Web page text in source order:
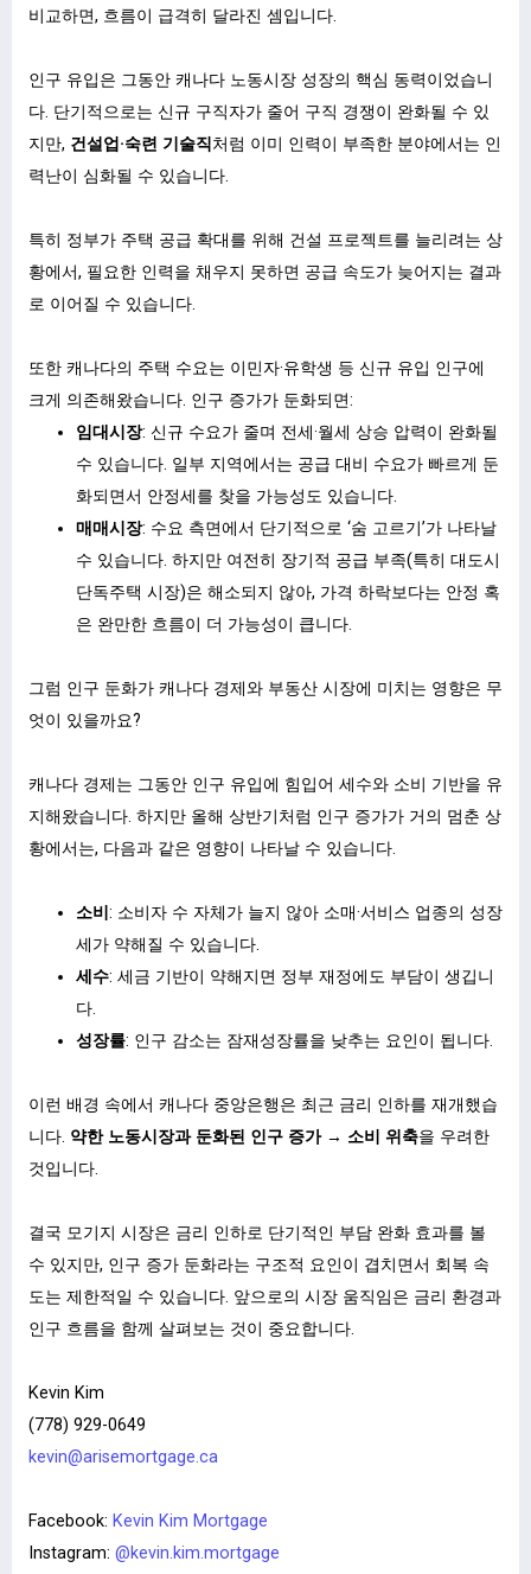
비교하면, 흐름이 급격히 달라진 셈입니다.
인구 유입은 그동안 캐나다 노동시장 성장의 핵심 동력이었습니
다. 단기적으로는 신규 구직자가 줄어 구직 경쟁이 완화될 수 있
지만, 건설업·숙련 기술직처럼 이미 인력이 부족한 분야에서는 인
력난이 심화될 수 있습니다.
특히 정부가 주택 공급 확대를 위해 건설 프로젝트를 늘리려는 상
황에서, 필요한 인력을 채우지 못하면 공급 속도가 늦어지는 결과
로 이어질 수 있습니다.
또한 캐나다의 주택 수요는 이민자·유학생 등 신규 유입 인구에
크게 의존해왔습니다. 인구 증가가 둔화되면:
임대시장: 신규 수요가 줄며 전세·월세 상승 압력이 완화될
수 있습니다. 일부 지역에서는 공급 대비 수요가 빠르게 둔
화되면서 안정세를 찾을 가능성도 있습니다.
매매시장: 수요 측면에서 단기적으로 ‘숨 고르기’가 나타날
수 있습니다. 하지만 여전히 장기적 공급 부족(특히 대도시
단독주택 시장)은 해소되지 않아, 가격 하락보다는 안정 혹
은 완만한 흐름이 더 가능성이 큽니다.
그럼 인구 둔화가 캐나다 경제와 부동산 시장에 미치는 영향은 무
엇이 있을까요?
캐나다 경제는 그동안 인구 유입에 힘입어 세수와 소비 기반을 유
지해왔습니다. 하지만 올해 상반기처럼 인구 증가가 거의 멈춘 상
황에서는, 다음과 같은 영향이 나타날 수 있습니다.
소비 : 소비자 수 자체가 늘지 않아 소매·서비스 업종의 성장
세가 약해질 수 있습니다.
세수: 세금 기반이 약해지면 정부 재정에도 부담이 생깁니
다.
성장률: 인구 감소는 잠재성장률을 낮추는 요인이 됩니다.
이런 배경 속에서 캐나다 중앙은행은 최근 금리 인하를 재개했습
니다. 약한 노동시장과 둔화된 인구 증가 → 소비 위축을 우려한
것입니다.
결국 모기지 시장은 금리 인하로 단기적인 부담 완화 효과를 볼
수 있지만, 인구 증가 둔화라는 구조적 요인이 겹치면서 회복 속
도는 제한적일 수 있습니다. 앞으로의 시장 움직임은 금리 환경과
인구 흐름을 함께 살펴보는 것이 중요합니다.
Kevin Kim
(778) 929-0649
kevin@arisemortgage.ca
Facebook: Kevin Kim Mortgage
Instagram: @kevin.kim.mortgage